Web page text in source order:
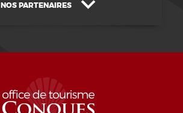
NOS PARTENAIRES